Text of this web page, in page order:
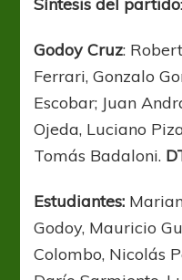
Síntesis del partido:
Godoy Cruz:
Ferrari, Gonzalo
Escobar; Juan
Ojeda, Luciano
Tomás Badaloni.
Estudiantes:
Godoy, Mauricio
Colombo, Nicolás